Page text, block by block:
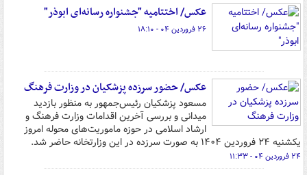
عکس/ اختتامیه "جشنواره رسانه‌ای ابوذر"
۲۶ فروردین ۰۴ - ۱۸:۱۰
عکس/ حضور سرزده پزشکیان در وزارت فرهنگ
مسعود پزشکیان رئیس‌جمهور به منظور بازدید
میدانی و بررسی آخرین اقدامات وزارت فرهنگ و
ارشاد اسلامی در حوزه ماموریت‌های محوله امروز
یکشنیه ۲۴ فروردین ۱۴۰۴ به صورت سرزده در این وزارتخانه حاضر شد.
۲۴ فروردین ۰۴ - ۱۱:۳۳